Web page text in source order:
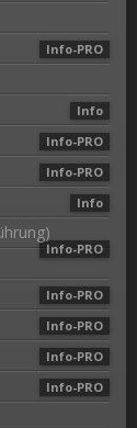
Info-PRO
Info
Info-PRO
Info-PRO
Info
Info-PRO
Info-PRO
Info-PRO
Info-PRO
Info-PRO